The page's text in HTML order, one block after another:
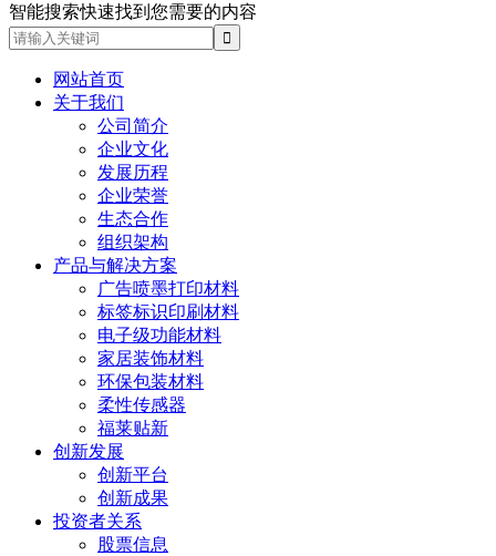
智能搜索快速找到您需要的内容
网站首页
关于我们
公司简介
企业文化
发展历程
企业荣誉
生态合作
组织架构
产品与解决方案
广告喷墨打印材料
标签标识印刷材料
电子级功能材料
家居装饰材料
环保包装材料
柔性传感器
福莱贴新
创新发展
创新平台
创新成果
投资者关系
股票信息